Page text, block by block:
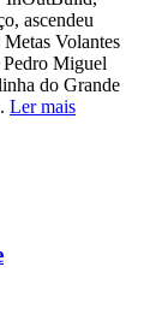
ascendeu
Volantes
Miguel
do Grande
Ler mais